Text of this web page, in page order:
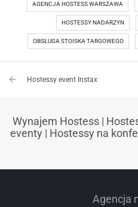
AGENCJA HOSTESS WARSZAWA
HOSTESSY NADARZYN
OBSŁUGA STOISKA TARGOWEGO
Hostessy event Instax
Wynajem Hostess|
eventy | Hostessy na
Agencja